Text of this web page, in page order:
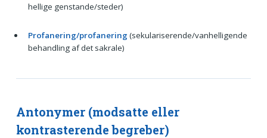
hellige genstande/steder)
Profanering/profanering (sekulariserende/vanhelligende
behandling af det sakrale)
Antonymer (modsatte eller
kontrasterende begreber)